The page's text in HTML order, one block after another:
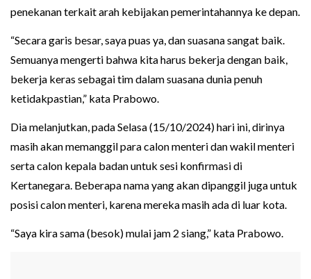
penekanan terkait arah kebijakan pemerintahannya ke depan.
“Secara garis besar, saya puas ya, dan suasana sangat baik.
Semuanya mengerti bahwa kita harus bekerja dengan baik,
bekerja keras sebagai tim dalam suasana dunia penuh
ketidakpastian,” kata Prabowo.
Dia melanjutkan, pada Selasa (15/10/2024) hari ini, dirinya
masih akan memanggil para calon menteri dan wakil menteri
serta calon kepala badan untuk sesi konfirmasi di
Kertanegara. Beberapa nama yang akan dipanggil juga untuk
posisi calon menteri, karena mereka masih ada di luar kota.
“Saya kira sama (besok) mulai jam 2 siang,” kata Prabowo.